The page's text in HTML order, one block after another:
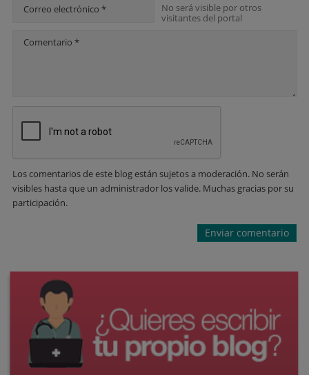
Correo electrónico *
No será visible por otros
visitantes del portal
Comentario *
Los comentarios de este blog están sujetos a moderación. No serán
visibles hasta que un administrador los valide. Muchas gracias por su
participación.